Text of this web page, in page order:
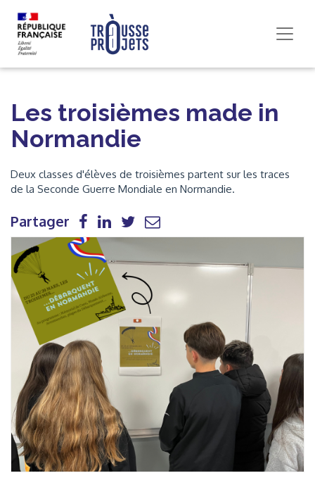
Les troisièmes made in
Normandie
Deux classes d'élèves de troisièmes partent sur les traces
de la Seconde Guerre Mondiale en Normandie.
Partager